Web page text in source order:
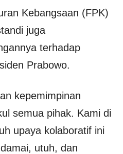
Kebangsaan (FPK)
juga
terhadap
Prabowo.
kepemimpinan
semua pihak. Kami di
upaya kolaboratif ini
utuh, dan